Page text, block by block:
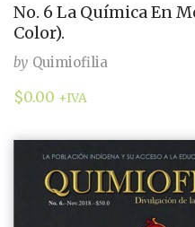
No. 6 La Química En
Color).
by Quimiofilia
$0.00 +IVA